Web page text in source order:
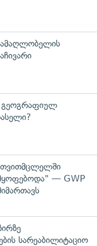
ამაღლობელის
გეოგრაფიულ
თვითმცლელში
— GWP
სარეაბილიტაციო